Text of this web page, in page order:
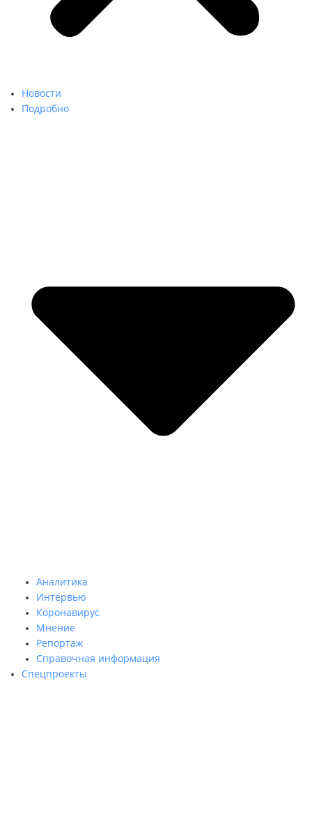
Новости
Подробно
Аналитика
Интервью
Коронавирус
Мнение
Репортаж
Cправочная информация
Спецпроекты